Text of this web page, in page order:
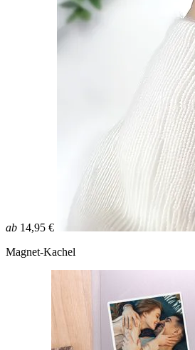
ab 14,95 €
Magnet-Kachel